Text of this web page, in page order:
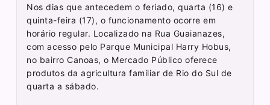
Nos dias que antecedem o feriado, quarta (16) e
quinta-feira (17), o funcionamento ocorre em
horário regular. Localizado na Rua Guaianazes,
com acesso pelo Parque Municipal Harry Hobus,
no bairro Canoas, o Mercado Público oferece
produtos da agricultura familiar de Rio do Sul de
quarta a sábado.